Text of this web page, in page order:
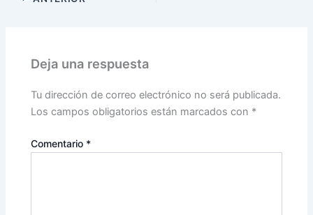
Deja una respuesta
Tu dirección de correo electrónico no será publicada.
Los campos obligatorios están marcados con *
Comentario *